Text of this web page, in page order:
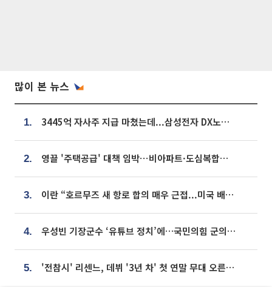
많이 본 뉴스
1. 3445억 자사주 지급 마쳤는데...삼성전자 DX노조, 뒤늦은 '떼쓰기 집회'
2. 영끌 '주택공급' 대책 임박⋯비아파트·도심복합까지 총동원
3. 이란 “호르무즈 새 항로 합의 매우 근접...미국 배상 먼저”
4. 우성빈 기장군수 ‘유튜브 정치’에…국민의힘 군의원들 집단 반발
5. '전참시' 리센느, 데뷔 '3년 차' 첫 연말 무대 오른다⋯"그동안 섭외 안 와"